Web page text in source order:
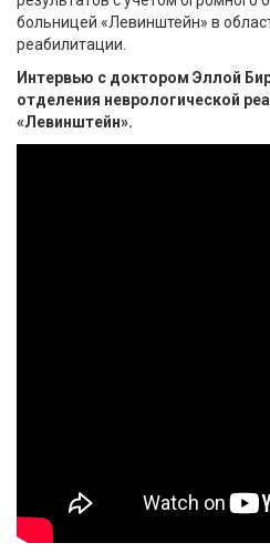
больницей «Левинштейн» в
реабилитации.
Интервью с доктором Эллой
отделения неврологической
«Левинштейн».